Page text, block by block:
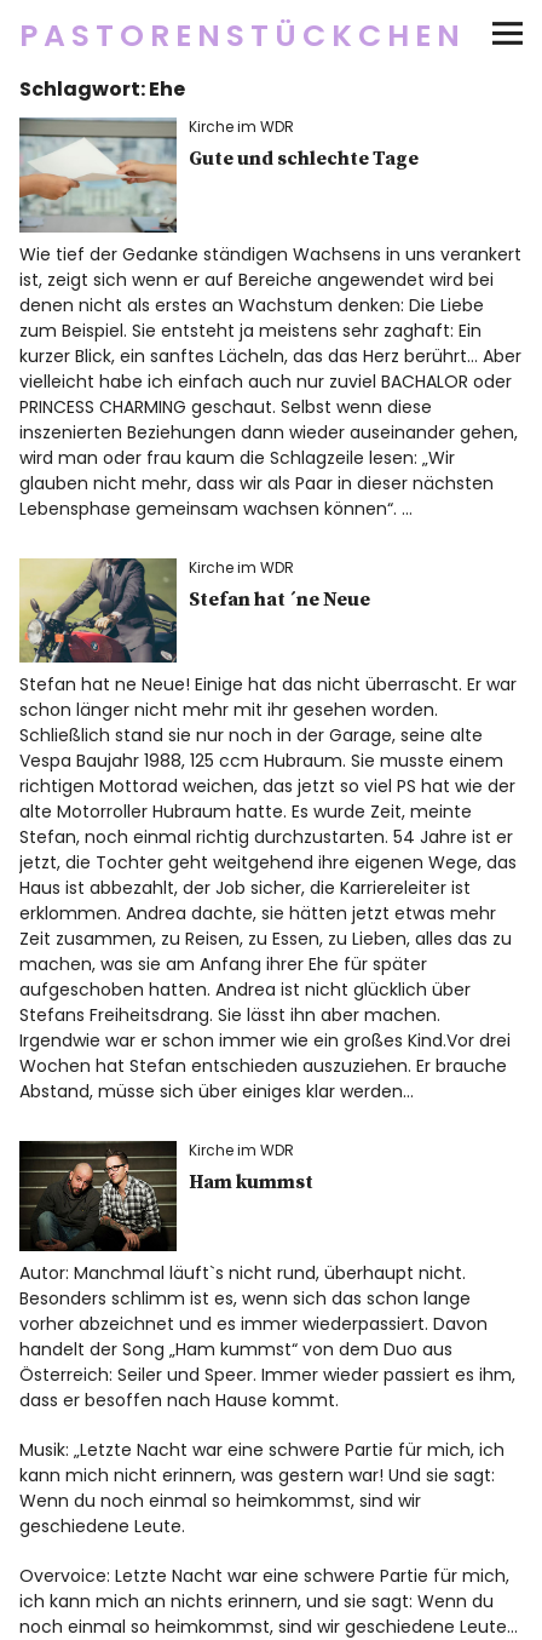
PASTORENSTÜCKCHEN
Startseite
Über
Social Media
Newsletter
Impressum/Datenschutz
TwitterRSSInstagramFacebookpinterest
flickr500px
Schlagwort:Ehe
Kirche im WDR
Gute und schlechte Tage
Wie tief der Gedanke ständigen Wachsens in uns verankert
ist, zeigt sich wenn er auf Bereiche angewendet wird bei
denen nicht als erstes an Wachstum denken: Die Liebe
zum Beispiel. Sie entsteht ja meistens sehr zaghaft: Ein
kurzer Blick, ein sanftes Lächeln, das das Herz berührt… Aber
vielleicht habe ich einfach auch nur zuviel BACHALOR oder
PRINCESS CHARMING geschaut. Selbst wenn diese
inszenierten Beziehungen dann wieder auseinander gehen,
wird man oder frau kaum die Schlagzeile lesen: „Wir
glauben nicht mehr, dass wir als Paar in dieser nächsten
Lebensphase gemeinsam wachsen können“. …
Kirche im WDR
Stefan hat ´ne Neue
Stefan hat ne Neue! Einige hat das nicht überrascht. Er war
schon länger nicht mehr mit ihr gesehen worden.
Schließlich stand sie nur noch in der Garage, seine alte
Vespa Baujahr 1988, 125 ccm Hubraum. Sie musste einem
richtigen Mottorad weichen, das jetzt so viel PS hat wie der
alte Motorroller Hubraum hatte. Es wurde Zeit, meinte
Stefan, noch einmal richtig durchzustarten. 54 Jahre ist er
jetzt, die Tochter geht weitgehend ihre eigenen Wege, das
Haus ist abbezahlt, der Job sicher, die Karriereleiter ist
erklommen. Andrea dachte, sie hätten jetzt etwas mehr
Zeit zusammen, zu Reisen, zu Essen, zu Lieben, alles das zu
machen, was sie am Anfang ihrer Ehe für später
aufgeschoben hatten. Andrea ist nicht glücklich über
Stefans Freiheitsdrang. Sie lässt ihn aber machen.
Irgendwie war er schon immer wie ein großes Kind.Vor drei
Wochen hat Stefan entschieden auszuziehen. Er brauche
Abstand, müsse sich über einiges klar werden…
Kirche im WDR
Ham kummst
Autor: Manchmal läuft`s nicht rund, überhaupt nicht.
Besonders schlimm ist es, wenn sich das schon lange
vorher abzeichnet und es immer wiederpassiert. Davon
handelt der Song „Ham kummst“ von dem Duo aus
Österreich: Seiler und Speer. Immer wieder passiert es ihm,
dass er besoffen nach Hause kommt.
Musik: „Letzte Nacht war eine schwere Partie für mich, ich
kann mich nicht erinnern, was gestern war! Und sie sagt:
Wenn du noch einmal so heimkommst, sind wir
geschiedene Leute.
Overvoice: Letzte Nacht war eine schwere Partie für mich,
ich kann mich an nichts erinnern, und sie sagt: Wenn du
noch einmal so heimkommst, sind wir geschiedene Leute…